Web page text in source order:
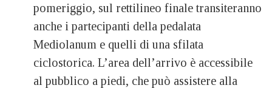
pomeriggio, sul rettilineo finale transiteranno
anche i partecipanti della pedalata
Mediolanum e quelli di una sfilata
ciclostorica. L’area dell’arrivo è accessibile
al pubblico a piedi, che può assistere alla